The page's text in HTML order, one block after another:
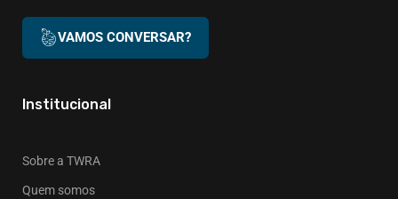
VAMOS CONVERSAR?
Institucional
Sobre a TWRA
Quem somos